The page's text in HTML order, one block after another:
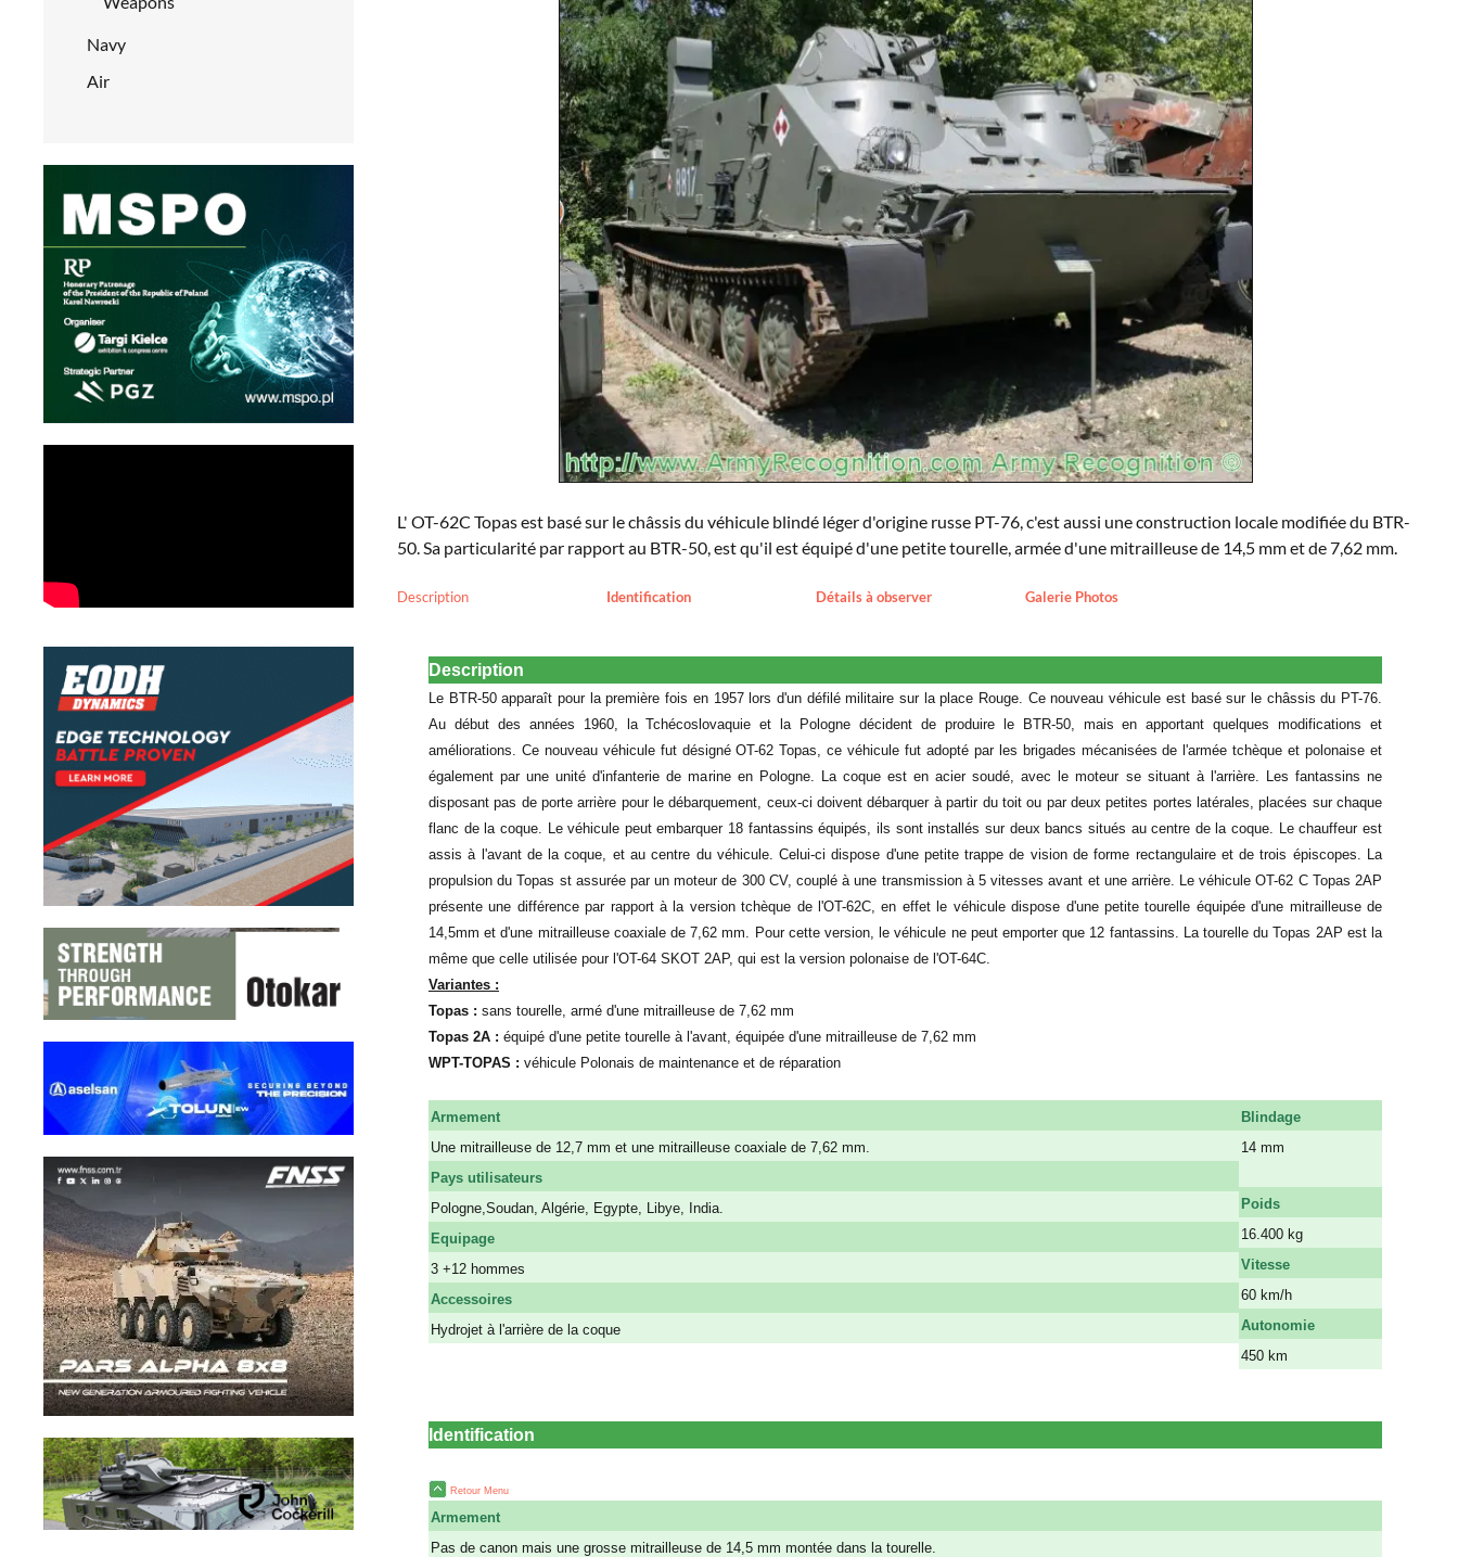
Navy
Air
L' OT-62C Topas est basé sur le châssis du véhicule blindé léger d'origine russe PT-76, c'est aussi une construction locale modifiée du BTR-
50. Sa particularité par rapport au BTR-50, est qu'il est équipé d'une petite tourelle, armée d'une mitrailleuse de 14,5 mm et de 7,62 mm.
Description Identification Détails à observer Galerie Photos
Description
Le BTR-50 apparaît pour la première fois en 1957 lors d'un défilé militaire sur la place Rouge. Ce nouveau véhicule est basé sur le châssis du PT-76.
Au début des années 1960, la Tchécoslovaquie et la Pologne décident de produire le BTR-50, mais en apportant quelques modifications et
améliorations. Ce nouveau véhicule fut désigné OT-62 Topas, ce véhicule fut adopté par les brigades mécanisées de l'armée tchèque et polonaise et
également par une unité d'infanterie de marine en Pologne. La coque est en acier soudé, avec le moteur se situant à l'arrière. Les fantassins ne
disposant pas de porte arrière pour le débarquement, ceux-ci doivent débarquer à partir du toit ou par deux petites portes latérales, placées sur chaque
flanc de la coque. Le véhicule peut embarquer 18 fantassins équipés, ils sont installés sur deux bancs situés au centre de la coque. Le chauffeur est
assis à l'avant de la coque, et au centre du véhicule. Celui-ci dispose d'une petite trappe de vision de forme rectangulaire et de trois épiscopes. La
propulsion du Topas st assurée par un moteur de 300 CV, couplé à une transmission à 5 vitesses avant et une arrière. Le véhicule OT-62 C Topas 2AP
présente une différence par rapport à la version tchèque de l'OT-62C, en effet le véhicule dispose d'une petite tourelle équipée d'une mitrailleuse de
14,5mm et d'une mitrailleuse coaxiale de 7,62 mm. Pour cette version, le véhicule ne peut emporter que 12 fantassins. La tourelle du Topas 2AP est la
même que celle utilisée pour l'OT-64 SKOT 2AP, qui est la version polonaise de l'OT-64C.
Variantes :
Topas : sans tourelle, armé d'une mitrailleuse de 7,62 mm
Topas 2A : équipé d'une petite tourelle à l'avant, équipée d'une mitrailleuse de 7,62 mm
WPT-TOPAS : véhicule Polonais de maintenance et de réparation
Armement
Une mitrailleuse de 12,7 mm et une mitrailleuse coaxiale de 7,62 mm.
Pays utilisateurs
Pologne,Soudan, Algérie, Egypte, Libye, India.
Equipage
3 +12 hommes
Accessoires
Hydrojet à l'arrière de la coque
Blindage
14 mm
Poids
16.400 kg
Vitesse
60 km/h
Autonomie
450 km
Identification
Retour Menu
Armement
Pas de canon mais une grosse mitrailleuse de 14,5 mm montée dans la tourelle.